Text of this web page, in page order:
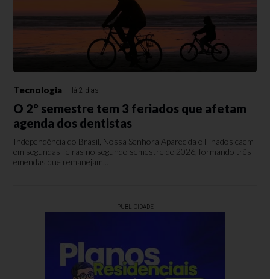
Tecnologia Há 2 dias
O 2° semestre tem 3 feriados que afetam
agenda dos dentistas
Independência do Brasil, Nossa Senhora Aparecida e Finados caem
em segundas-feiras no segundo semestre de 2026, formando três
emendas que remanejam...
PUBLICIDADE